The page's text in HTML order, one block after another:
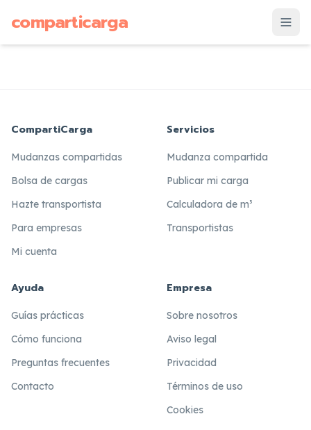
comparticarga
CompartiCarga
Mudanzas compartidas
Bolsa de cargas
Hazte transportista
Para empresas
Mi cuenta
Servicios
Mudanza compartida
Publicar mi carga
Calculadora de m³
Transportistas
Ayuda
Guías prácticas
Cómo funciona
Preguntas frecuentes
Contacto
Empresa
Sobre nosotros
Aviso legal
Privacidad
Términos de uso
Cookies